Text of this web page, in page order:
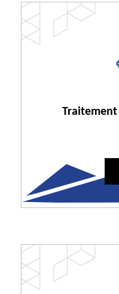
Traitement